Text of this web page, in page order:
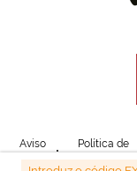
Aviso
Legal
Política de
Privacidade